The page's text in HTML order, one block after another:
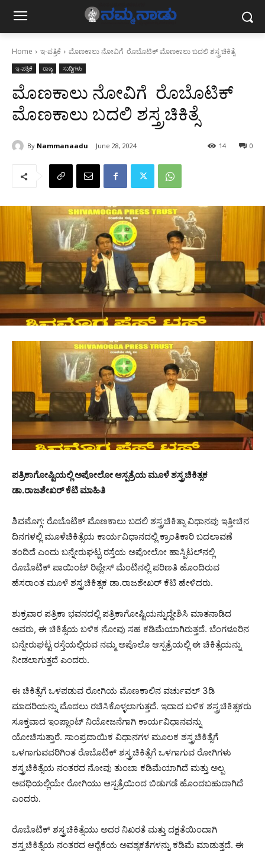
Home ಇ-ಪತ್ರಿಕೆ ಮೊಣಕಾಲು ನೋವಿಗೆ ರೊಬೊಟಿಕ್ ಮೊಣಕಾಲು ಬದಲಿ ಶಸ್ತ್ರಚಿಕಿತ್ಸೆ
ಇ-ಪತ್ರಿಕೆ ರಾಜ್ಯ ಸುದ್ದಿಗಳು
ಮೊಣಕಾಲು ನೋವಿಗೆ ರೊಬೊಟಿಕ್
ಮೊಣಕಾಲು ಬದಲಿ ಶಸ್ತ್ರಚಿಕಿತ್ಸೆ
By Nammanaadu June 28, 2024 0
14
ಪತ್ರಿಕಾಗೋಷ್ಟಿಯಲ್ಲಿ ಅಪೋಲೋ ಆಸ್ಪತ್ರೆಯ ಮೂಳೆ ಶಸ್ತ್ರಚಿಕಿತ್ಸಕ
ಡಾ.ರಾಜಶೇಖರ್ ಕೆಟಿ ಮಾಹಿತಿ
ಶಿವಮೊಗ್ಗ: ರೊಬೊಟಿಕ್ ಮೊಣಕಾಲು ಬದಲಿ ಶಸ್ತ್ರಚಿಕಿತ್ಸಾ ವಿಧಾನವು ಇತ್ತೀಚಿನ
ದಿನಗಳಲ್ಲಿ ಮೂಳೆಚಿಕಿತ್ಸೆಯ ಕಾರ್ಯವಿಧಾನದಲ್ಲಿ ಕ್ರಾಂತಿಕಾರಿ ಬದಲಾವಣೆ
ತಂದಿದೆ ಎಂದು ಬನ್ನೇರುಘಟ್ಟ ರಸ್ತೆಯ ಅಪೋಲೋ ಹಾಸ್ಪಿಟಲ್‌ನಲ್ಲಿ
ರೊಬೊಟಿಕ್ ಪಾಯಿಂಟ್ ರಿಪ್ಲೇಸ್ ಮೆಂಟಿನಲ್ಲಿ ಪರಿಣತಿ ಹೊಂದಿರುವ
ಹೆಸರಾಂತ ಮೂಳೆ ಶಸ್ತ್ರಚಿಕಿತ್ಸಕ ಡಾ.ರಾಜಶೇಖರ್ ಕೆಟಿ ಹೇಳಿದರು.
ಶುಕ್ರವಾರ ಪತ್ರಿಕಾ ಭವನದಲ್ಲಿ ಪತ್ರಿಕಾಗೋಷ್ಟಿಯನ್ನುದ್ದೇಶಿಸಿ ಮಾತನಾಡಿದ
ಅವರು, ಈ ಚಿಕಿತ್ಸೆಯ ಬಳಿಕ ನೋವು ಸಹ ಕಡಿಮೆಯಾಗಿರುತ್ತದೆ. ಬೆಂಗಳೂರಿನ
ಬನ್ನೇರುಘಟ್ಟ ರಸ್ತೆಯಲ್ಲಿರುವ ನಮ್ಮ ಅಪೊಲೊ ಆಸ್ಪತ್ರೆಯಲ್ಲಿ ಈ ಚಿಕಿತ್ಸೆಯನ್ನು
ನೀಡಲಾಗುತ್ತದೆ ಎಂದರು.
ಈ ಚಿಕಿತ್ಸೆಗೆ ಒಳಪಡುವ ರೋಗಿಯ ಮೊಣಕಾಲಿನ ವರ್ಚುವಲ್ 3ಡಿ
ಮಾದರಿಯನ್ನು ಮೊದಲು ರಚಿಸಿಕೊಳ್ಳಲಾಗುತ್ತದೆ. ಇದಾದ ಬಳಿಕ ಶಸ್ತ್ರಚಿಕಿತ್ಸಕರು
ಸೂಕ್ತವಾದ ಇಂಪ್ಲಾಂಟ್ ನಿಯೋಜನೆಗಾಗಿ ಕಾರ್ಯವಿಧಾನವನ್ನು
ಯೋಚಿಸುತ್ತಾರೆ. ಸಾಂಪ್ರದಾಯಿಕ ವಿಧಾನಗಳ ಮೂಲಕ ಶಸ್ತ್ರಚಿಕಿತ್ಸೆಗೆ
ಒಳಗಾಗುವವರಿಗಿಂತ ರೊಬೊಟಿಕ್ ಶಸ್ತ್ರಚಿಕಿತ್ಸೆಗೆ ಒಳಗಾಗುವ ರೋಗಿಗಳು
ಶಸ್ತ್ರಚಿಕಿತ್ಸೆಯ ನಂತರದ ನೋವು ತುಂಬಾ ಕಡಿಮೆಯಾಗಿದೆ ಮತ್ತು ಅಲ್ಪ
ಅವಧಿಯಲ್ಲಿಯೇ ರೋಗಿಯು ಆಸ್ಪತ್ರೆಯಿಂದ ಬಿಡುಗಡೆ ಹೊಂದಬಹುದಾಗಿದೆ
ಎಂದರು.
ರೊಬೊಟಿಕ್ ಶಸ್ತ್ರಚಿಕಿತ್ಸೆಯು ಅದರ ನಿಖರತೆ ಮತ್ತು ದಕ್ಷತೆಯಿಂದಾಗಿ
ಶಸ್ತ್ರಚಿಕಿತ್ಸೆಯ ನಂತರದ ಆರೈಕೆಯ ಅವಶ್ಯಕತೆಗಳನ್ನು ಕಡಿಮೆ ಮಾಡುತ್ತದೆ. ಈ